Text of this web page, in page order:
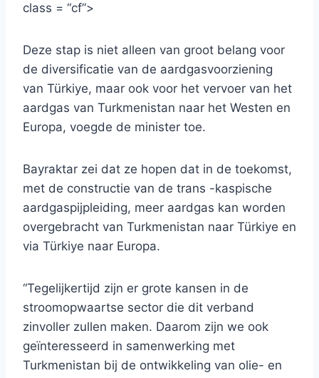
class = “cf”>
Deze stap is niet alleen van groot belang voor
de diversificatie van de aardgasvoorziening
van Türkiye, maar ook voor het vervoer van het
aardgas van Turkmenistan naar het Westen en
Europa, voegde de minister toe.
Bayraktar zei dat ze hopen dat in de toekomst,
met de constructie van de trans -kaspische
aardgaspijpleiding, meer aardgas kan worden
overgebracht van Turkmenistan naar Türkiye en
via Türkiye naar Europa.
“Tegelijkertijd zijn er grote kansen in de
stroomopwaartse sector die dit verband
zinvoller zullen maken. Daarom zijn we ook
geïnteresseerd in samenwerking met
Turkmenistan bij de ontwikkeling van olie- en